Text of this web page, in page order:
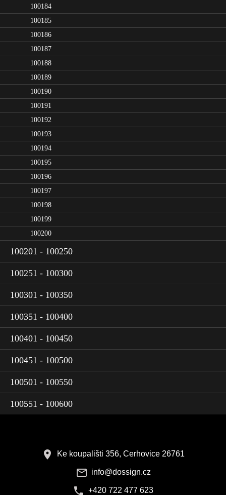
100184
100185
100186
100187
100188
100189
100190
100191
100192
100193
100194
100195
100196
100197
100198
100199
100200
100201 - 100250
100251 - 100300
100301 - 100350
100351 - 100400
100401 - 100450
100451 - 100500
100501 - 100550
100551 - 100600
Ke koupališti 356, Cerhovice 26761
info@dossign.cz
+420 722 477 623